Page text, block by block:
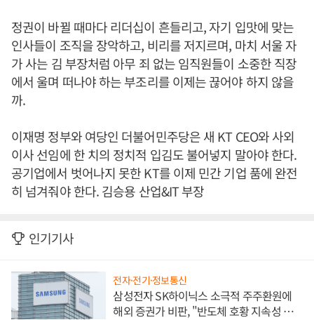
정권이 바뀔 때마다 리더십이 흔들리고, 자기 입맛에 맞는
인사들이 조직을 장악하고, 비리를 저지르며, 마치 서울 자
가 사는 김 부장처럼 아무 죄 없는 임직원들이 소중한 직장
에서 울며 떠나야 하는 부조리를 이제는 끊어야 하지 않을
까.
이재명 정부와 여당인 더불어민주당은 새 KT CEO와 사외
이사 선임에 한 치의 정치적 입김도 불어넣지 말아야 한다.
공기업에서 벗어나지 못한 KT를 이제 민간 기업 품에 완전
히 넘겨줘야 한다. 김승용 산업&IT 부장
인기기사
전자·전기·정보통신
삼성전자 SK하이닉스 소극적 주주환원에
해외 증권가 비판, "반도체 호황 지속성 의